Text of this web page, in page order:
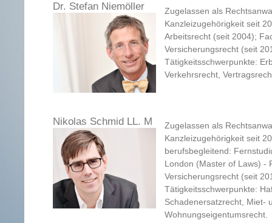
Dr. Stefan Niemöller
Zugelassen als
Kanzleizugehörigkeit seit
Arbeitsrecht (seit 2004);
Versicherungsrecht (seit
Tätigkeitsschwerpunkte:
Verkehrsrecht,
Nikolas Schmid LL. M
Zugelassen als
Kanzleizugehörigkeit seit
berufsbegleitend:
London (Master of Laws) -
Versicherungsrecht (seit
Tätigkeitsschwerpunkte:
Schadenersatzrecht, Miet-
Wohnungseigentumsrecht.